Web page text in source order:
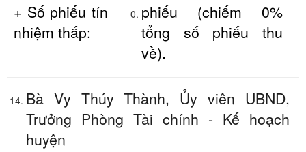
+ Số phiếu tín
nhiệm thấp:
phiếu (chiếm 0%
tổng số phiếu thu
về).
Bà Vy Thúy Thành, Ủy viên UBND,
Trưởng Phòng Tài chính - Kế hoạch
huyện